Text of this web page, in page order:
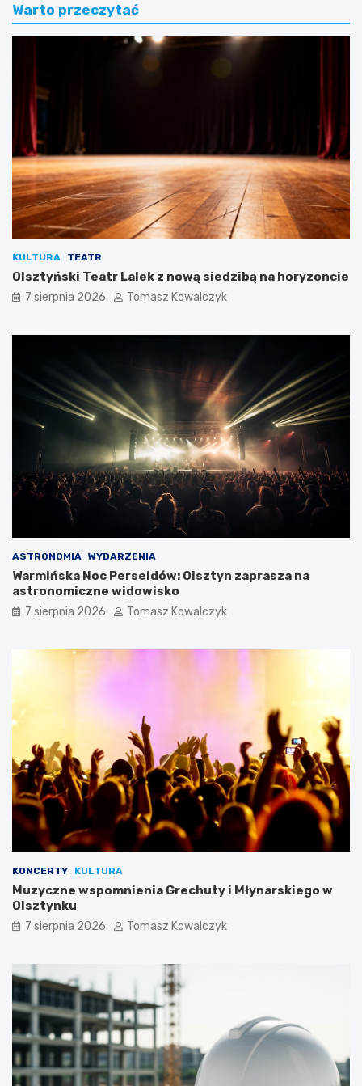
Warto przeczytać
KULTURA TEATR
Olsztyński Teatr Lalek z nową siedzibą na horyzoncie
7 sierpnia 2026 Tomasz Kowalczyk
ASTRONOMIA WYDARZENIA
Warmińska Noc Perseidów: Olsztyn zaprasza na
astronomiczne widowisko
7 sierpnia 2026 Tomasz Kowalczyk
KONCERTY KULTURA
Muzyczne wspomnienia Grechuty i Młynarskiego w
Olsztynku
7 sierpnia 2026 Tomasz Kowalczyk